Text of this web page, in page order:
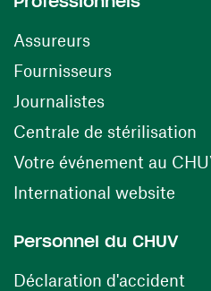
Assureurs
Fournisseurs(ouvre une
Journalistes
Centrale de stérilisation
Votre événement au
International website
Personnel du CHUV
Déclaration d'accident